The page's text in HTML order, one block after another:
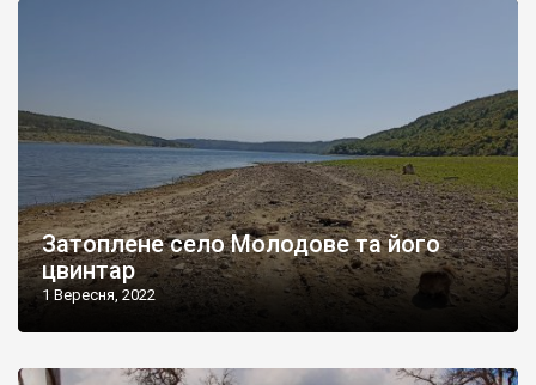
Затоплене село Молодове та його
цвинтар
1 Вересня, 2022